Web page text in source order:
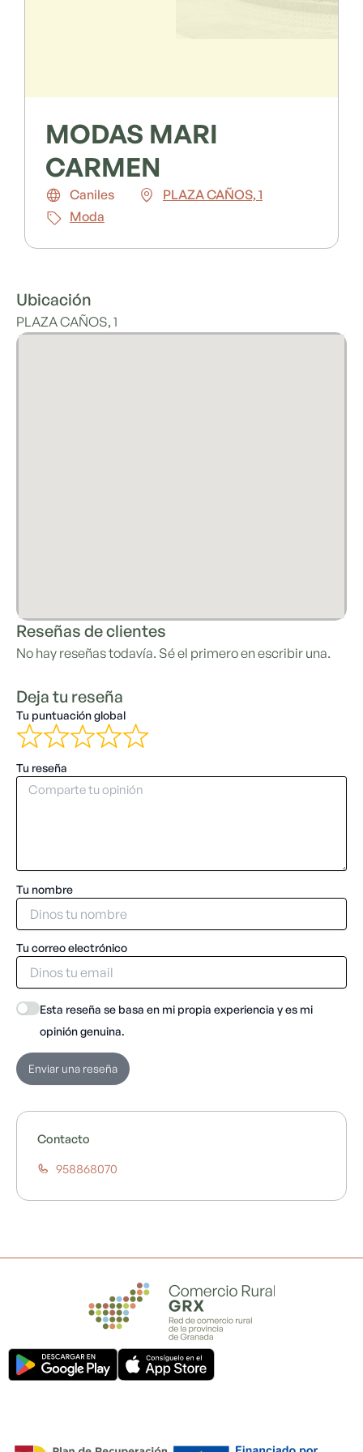
MODAS MARI
CARMEN
Caniles
PLAZA CAÑOS, 1
Moda
Ubicación
PLAZA CAÑOS, 1
Reseñas de clientes
No hay reseñas todavía. Sé el primero en escribir una.
Deja tu reseña
Tu puntuación global
Tu reseña
Tu nombre
Tu correo electrónico
Esta reseña se basa en mi propia experiencia y es mi
opinión genuina.
Enviar una reseña
Contacto
958868070